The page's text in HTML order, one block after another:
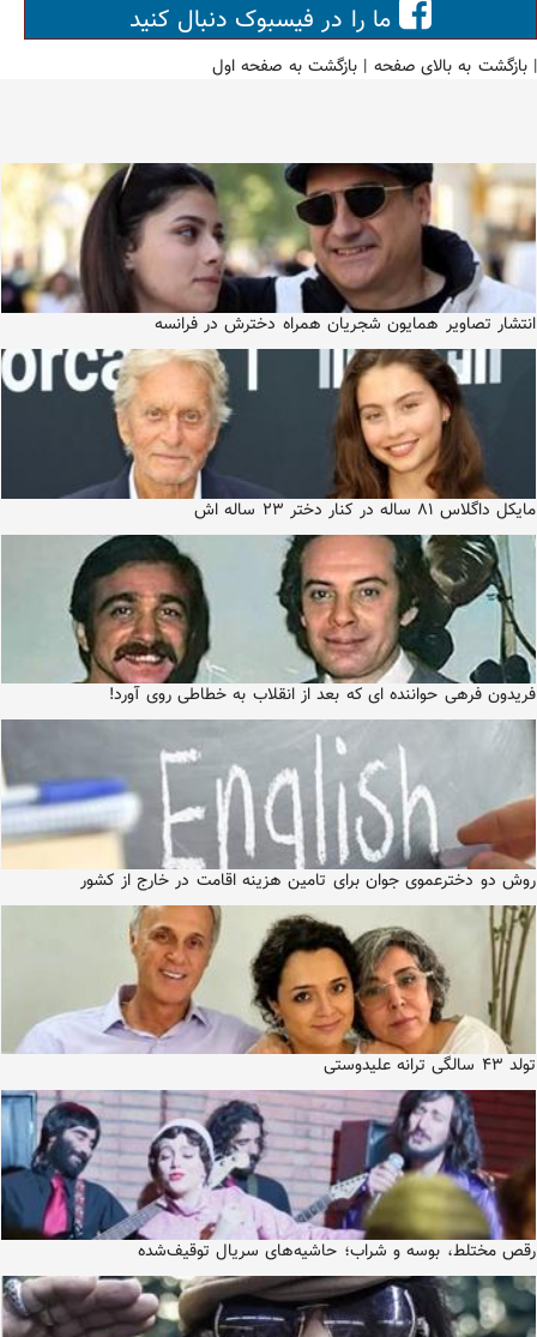
ما را در فیسبوک دنبال کنید
|بازگشت به بالای صفحه |بازگشت به صفحه اول
انتشار تصاویر همایون شجریان همراه دخترش در فرانسه
مایکل داگلاس ۸۱ ساله در کنار دختر ۲۳ ساله اش
فریدون فرهی حواننده ای که بعد از انقلاب به خطاطی روی آورد!
روش دو دخترعموی جوان برای تامین هزینه اقامت در خارج از کشور
تولد ۴۳ سالگی ترانه علیدوستی
رقص مختلط، بوسه و شراب؛ حاشیه‌های سریال توقیف‌شده